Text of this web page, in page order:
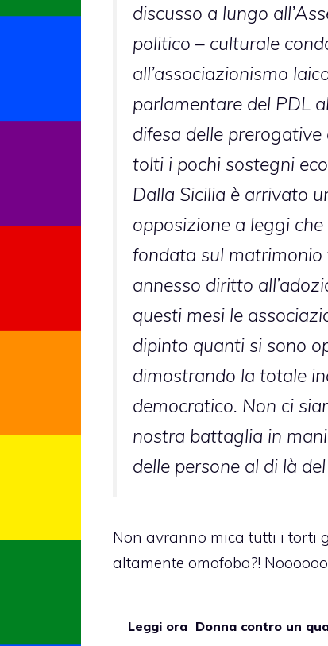
discusso a lungo
politico – culturale
all’associazionismo
parlamentare del PDL
difesa delle
tolti i pochi sostegni
Dalla Sicilia è arrivato
opposizione a leggi
fondata sul
annesso diritto
questi mesi le
dipinto quanti si sono
dimostrando la totale
democratico. Non ci
nostra battaglia in
delle persone al di là
Non avranno mica tutti i torti
altamente omofoba?!
Leggi ora Donna contro un